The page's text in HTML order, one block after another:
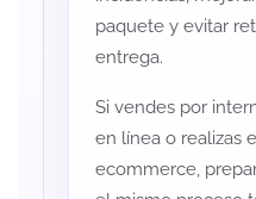
paquete y evitar
entrega.
Si vendes por
en línea o realizas
ecommerce,